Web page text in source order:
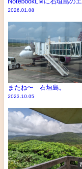
NotebookLMに石垣島の
2026.01.08
またね〜 石垣島。
2023.10.05